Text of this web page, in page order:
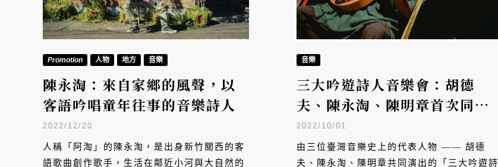
Promotion 人物 地方 音樂
陳永淘：來自家鄉的風聲，以
客語吟唱童年往事的音樂詩人
2022/12/20
人稱「阿淘」的陳永淘，是出身新竹關西的客
語歌曲創作歌手，生活在鄰近小河與大自然的
音樂
三大吟遊詩人音樂會：胡德
夫、陳永淘、陳明章首次同台
共演，記寫島嶼土地之聲
2022/10/01
由三位臺灣音樂史上的代表人物 —— 胡德
夫、陳永淘、陳明章共同演出的「三大吟遊詩